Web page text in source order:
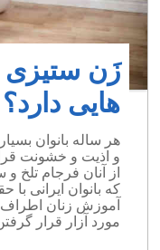
زَن
هایی دارد؟
هر ساله بانوان
و اذیت و خشونت
از آنان فرجام تلخ
که بانوان ایرانی
آموزش زنان اطراف
مورد آزار قرار